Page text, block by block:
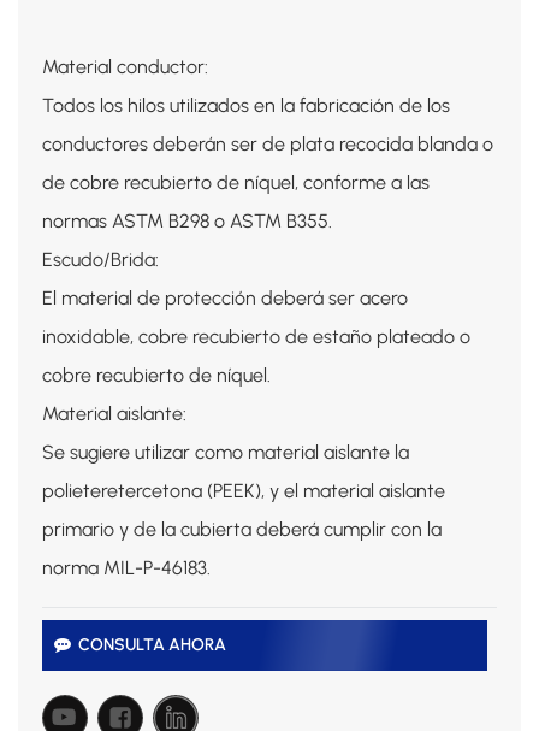
Material conductor:
Todos los hilos utilizados en la fabricación de los
conductores deberán ser de plata recocida blanda o
de cobre recubierto de níquel, conforme a las
normas ASTM B298 o ASTM B355.
Escudo/Brida:
El material de protección deberá ser acero
inoxidable, cobre recubierto de estaño plateado o
cobre recubierto de níquel.
Material aislante:
Se sugiere utilizar como material aislante la
polieteretercetona (PEEK), y el material aislante
primario y de la cubierta deberá cumplir con la
norma MIL-P-46183.
CONSULTA AHORA